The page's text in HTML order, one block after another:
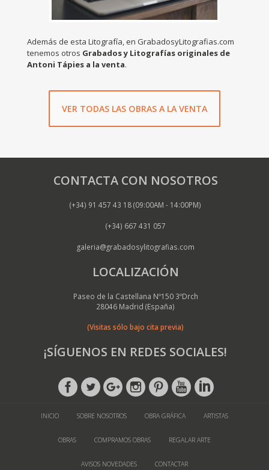
Además de esta Litografía, en GrabadosyLitografias.com
tenemos otros Grabados y Litografías originales de
Antoni Tápies a la venta.
VER TODAS LAS OBRAS A LA VENTA
CONTACTA CON NOSOTROS
(+34) 91 457 43 18 (09:00AM - 14:00PM)
(+34) 667 431 057
galeria@grabadosylitografias.com
LOCALIZACIÓN
Paseo de la Castellana Nº150 3ºDrch
28046 Madrid (España)
(Visitas sólo bajo cita previa)
¡SÍGUENOS EN REDES SOCIALES!
INICIO SOBRE NOSOTROS OBRA GRÁFICA ARTISTAS
OBRAS COMPRAMOS OBRAS REGALAR ARTE
AVISOS NOVEDADES CONTACTAR